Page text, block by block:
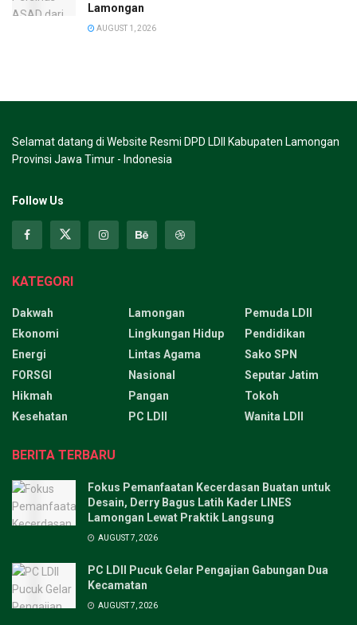
Lamongan
AUGUST 1, 2026
Selamat datang di Website Resmi DPD LDII Kabupaten Lamongan
Provinsi Jawa Timur - Indonesia
Follow Us
KATEGORI
Dakwah
Ekonomi
Energi
FORSGI
Hikmah
Kesehatan
Lamongan
Lingkungan Hidup
Lintas Agama
Nasional
Pangan
PC LDII
Pemuda LDII
Pendidikan
Sako SPN
Seputar Jatim
Tokoh
Wanita LDII
BERITA TERBARU
Fokus Pemanfaatan Kecerdasan Buatan untuk
Desain, Derry Bagus Latih Kader LINES
Lamongan Lewat Praktik Langsung
AUGUST 7, 2026
PC LDII Pucuk Gelar Pengajian Gabungan Dua
Kecamatan
AUGUST 7, 2026